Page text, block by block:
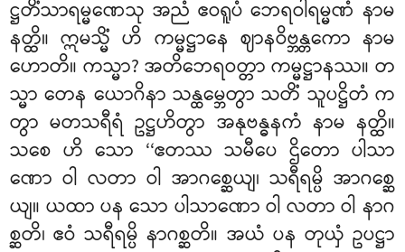
ဋ္ဌတိံသာရမ္မဏေသု အညံ ဧဝရူပံ ဘေရဝါရမ္မဏံ နာမ
နတ္ထိ။ ဣမသ္မိံ ဟိ ကမ္မဋ္ဌာနေ ဈာနဝိဗ္ဘန္တကော နာမ
ဟောတိ။ ကသ္မာ? အတိဘေရဝတ္တာ ကမ္မဋ္ဌာနဿ။ တ
သ္မာ တေန ယောဂိနာ သန္ထမ္ဘေတွာ သတိံ သူပဋ္ဌိတံ က
တွာ မတသရီရံ ဥဋ္ဌဟိတွာ အနုဗန္ဓနကံ နာမ နတ္ထိ။
သစေ ဟိ သော ‘‘ဧတဿ သမီပေ ဌိတော ပါသာ
ဏော ဝါ လတာ ဝါ အာဂစ္ဆေယျ၊ သရီရမ္ပိ အာဂစ္ဆေ
ယျ။ ယထာ ပန သော ပါသာဏော ဝါ လတာ ဝါ နာဂ
စ္ဆတိ၊ ဧဝံ သရီရမ္ပိ နာဂစ္ဆတိ။ အယံ ပန တုယှံ ဥပဋ္ဌာ